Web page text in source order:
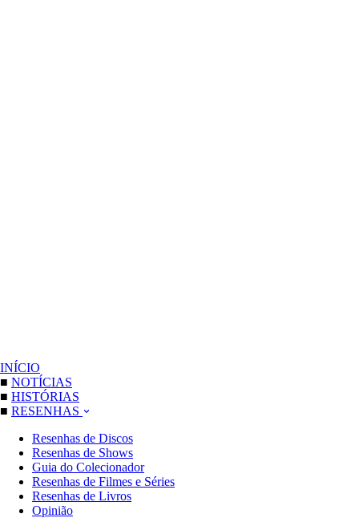
INÍCIO
■ NOTÍCIAS
■ HISTÓRIAS
■ RESENHAS
Resenhas de Discos
Resenhas de Shows
Guia do Colecionador
Resenhas de Filmes e Séries
Resenhas de Livros
Opinião